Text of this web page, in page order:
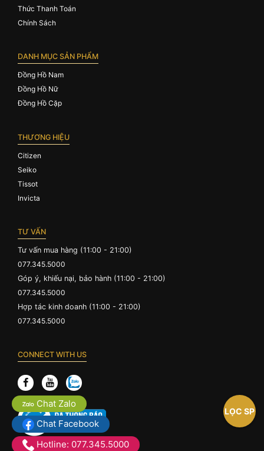
LỌC SP
Chat Zalo
Chat Facebook
Hotline: 077.345.5000
Thức Thanh Toán
Chính Sách
DANH MỤC SẢN PHẨM
Đồng Hồ Nam
Đồng Hồ Nữ
Đồng Hồ Cặp
THƯƠNG HIỆU
Citizen
Seiko
Tissot
Invicta
TƯ VẤN
Tư vấn mua hàng (11:00 - 21:00)
077.345.5000
Góp ý, khiếu nại, bảo hành (11:00 - 21:00)
077.345.5000
Hợp tác kinh doanh (11:00 - 21:00)
077.345.5000
CONNECT WITH US